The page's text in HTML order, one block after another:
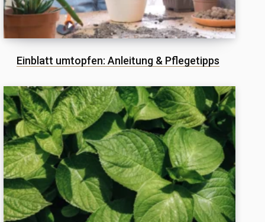
Einblatt umtopfen: Anleitung & Pflegetipps